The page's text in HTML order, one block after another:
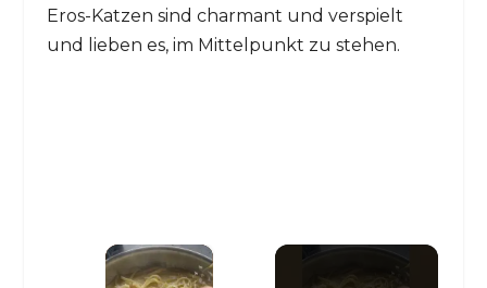
Eros-Katzen sind charmant und verspielt
und lieben es, im Mittelpunkt zu stehen.
×